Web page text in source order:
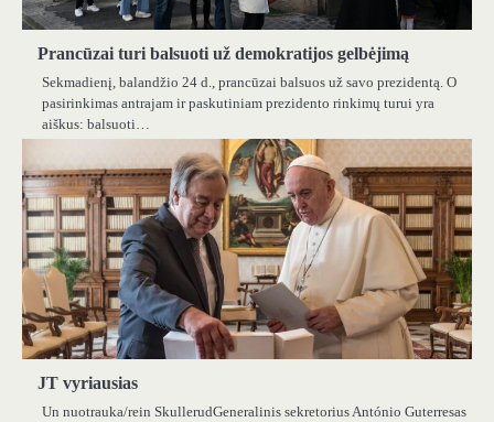
Prancūzai turi balsuoti už demokratijos gelbėjimą
Sekmadienį, balandžio 24 d., prancūzai balsuos už savo prezidentą. O
pasirinkimas antrajam ir paskutiniam prezidento rinkimų turui yra
aiškus: balsuoti…
JT vyriausias
Un nuotrauka/rein SkullerudGeneralinis sekretorius António Guterresas